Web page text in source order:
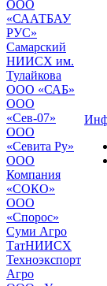
ООО
«СААТБАУ
РУС»
Самарский
НИИСХ им.
Тулайкова
ООО «САБ»
ООО
«Сев-07»
ООО
«Севита Ру»
ООО
Компания
«СОКО»
ООО
«Спорос»
Суми Агро
ТатНИИСХ
Техноэкспорт
Агро